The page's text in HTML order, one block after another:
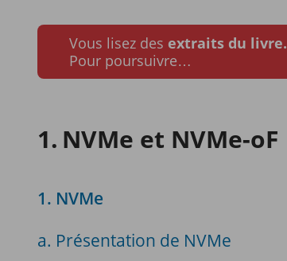
Vous lisez des extraits du livre.
Pour poursuivre…
NVMe et NVMe-oF
1. NVMe
a. Présentation de NVMe